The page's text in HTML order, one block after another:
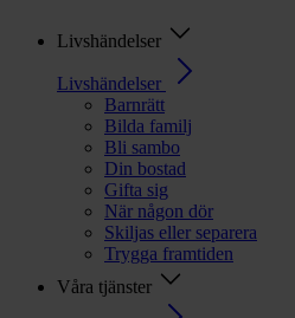
Livshändelser
Livshändelser
Barnrätt
Bilda familj
Bli sambo
Din bostad
Gifta sig
När någon dör
Skiljas eller separera
Trygga framtiden
Våra tjänster